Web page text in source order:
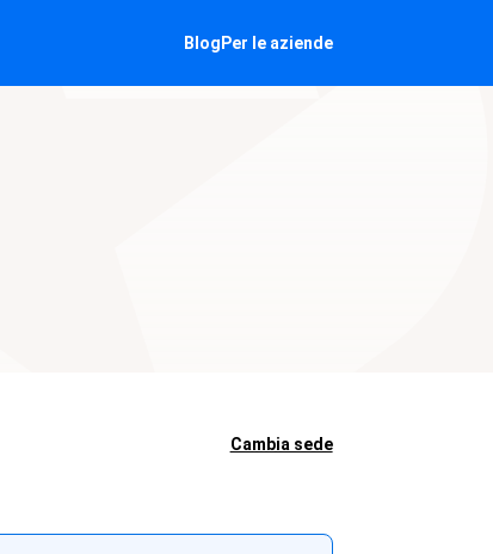
Blog Per le aziende
Cambia sede